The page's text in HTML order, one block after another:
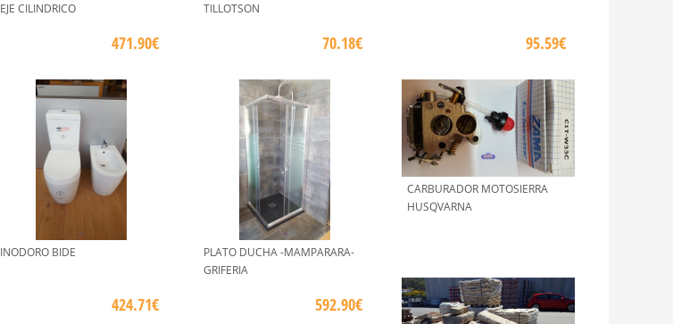
EJE CILINDRICO
471.90€
TILLOTSON
70.18€ 95.59€
INODORO BIDE
424.71€
PLATO DUCHA -MAMPARARA-
GRIFERIA
592.90€
CARBURADOR MOTOSIERRA
HUSQVARNA